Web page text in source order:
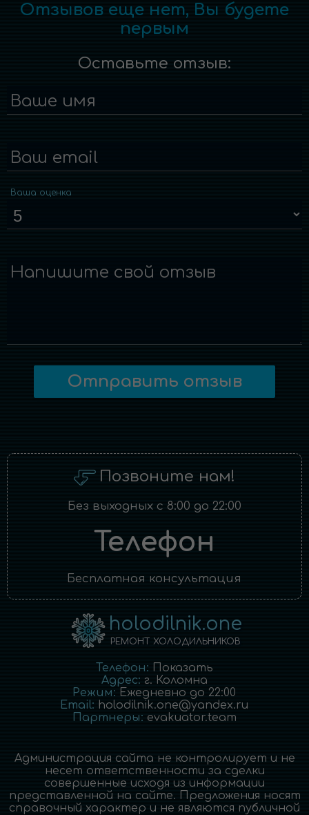
Отзывов еще нет, Вы будете
первым
Оставьте отзыв:
Ваше имя
Ваш email
Ваша оценка
Напишите свой отзыв
Отправить отзыв
Позвоните нам!
Без выходных с 8:00 до 22:00
Телефон
Бесплатная консультация
holodilnik.one
РЕМОНТ ХОЛОДИЛЬНИКОВ
Телефон: Показать
Адрес: г. Коломна
Режим: Ежедневно до 22:00
Email: holodilnik.one@yandex.ru
Партнеры: evakuator.team
Администрация сайта не контролирует и не
несет ответственности за сделки
совершенные исходя из информации
представленной на сайте. Предложения носят
справочный характер и не являются публичной